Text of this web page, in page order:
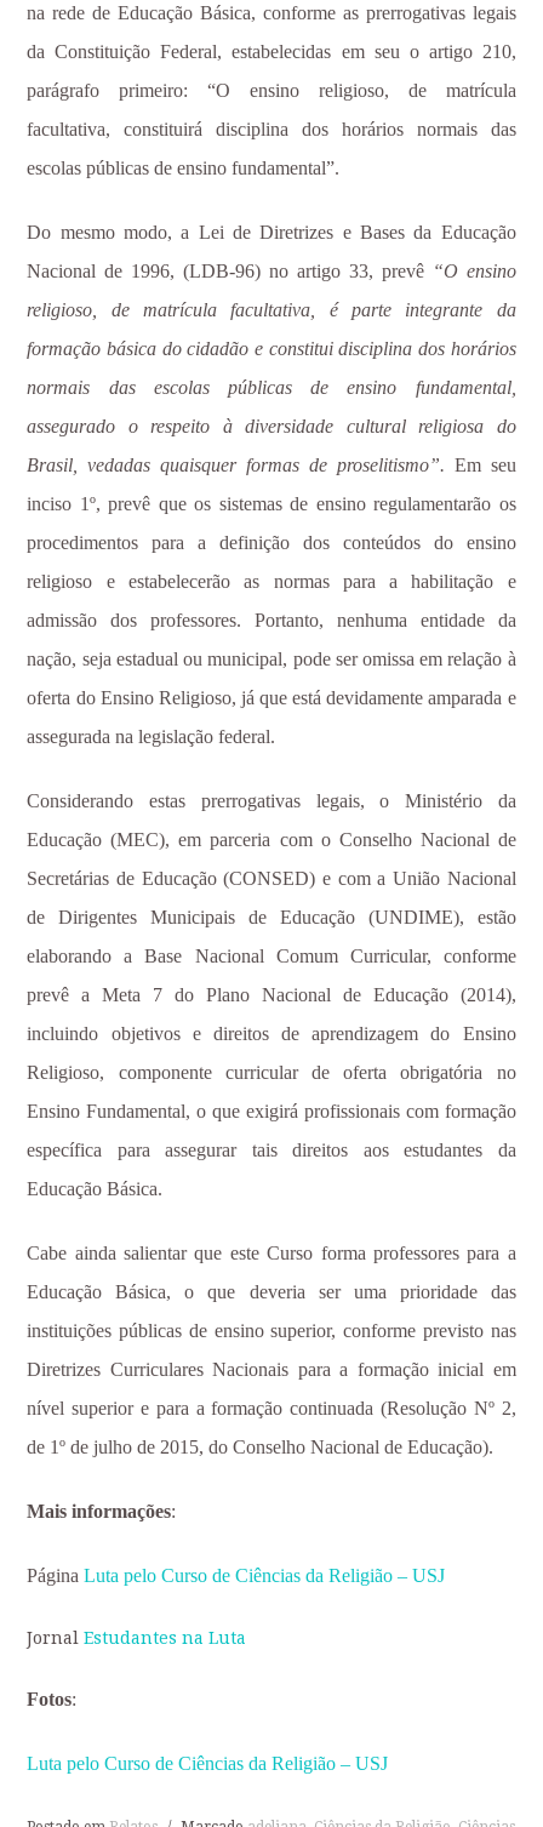
na rede de Educação Básica, conforme as prerrogativas legais
da Constituição Federal, estabelecidas em seu o artigo 210,
parágrafo primeiro: “O ensino religioso, de matrícula
facultativa, constituirá disciplina dos horários normais das
escolas públicas de ensino fundamental”.
Do mesmo modo, a Lei de Diretrizes e Bases da Educação
Nacional de 1996, (LDB-96) no artigo 33, prevê “O ensino
religioso, de matrícula facultativa, é parte integrante da
formação básica do cidadão e constitui disciplina dos horários
normais das escolas públicas de ensino fundamental,
assegurado o respeito à diversidade cultural religiosa do
Brasil, vedadas quaisquer formas de proselitismo”. Em seu
inciso 1º, prevê que os sistemas de ensino regulamentarão os
procedimentos para a definição dos conteúdos do ensino
religioso e estabelecerão as normas para a habilitação e
admissão dos professores. Portanto, nenhuma entidade da
nação, seja estadual ou municipal, pode ser omissa em relação à
oferta do Ensino Religioso, já que está devidamente amparada e
assegurada na legislação federal.
Considerando estas prerrogativas legais, o Ministério da
Educação (MEC), em parceria com o Conselho Nacional de
Secretárias de Educação (CONSED) e com a União Nacional
de Dirigentes Municipais de Educação (UNDIME), estão
elaborando a Base Nacional Comum Curricular, conforme
prevê a Meta 7 do Plano Nacional de Educação (2014),
incluindo objetivos e direitos de aprendizagem do Ensino
Religioso, componente curricular de oferta obrigatória no
Ensino Fundamental, o que exigirá profissionais com formação
específica para assegurar tais direitos aos estudantes da
Educação Básica.
Cabe ainda salientar que este Curso forma professores para a
Educação Básica, o que deveria ser uma prioridade das
instituições públicas de ensino superior, conforme previsto nas
Diretrizes Curriculares Nacionais para a formação inicial em
nível superior e para a formação continuada (Resolução Nº 2,
de 1º de julho de 2015, do Conselho Nacional de Educação).
Mais informações:
PáginaLuta pelo Curso de Ciências da Religião – USJ
JornalEstudantes na Luta
Fotos:
Luta pelo Curso de Ciências da Religião – USJ